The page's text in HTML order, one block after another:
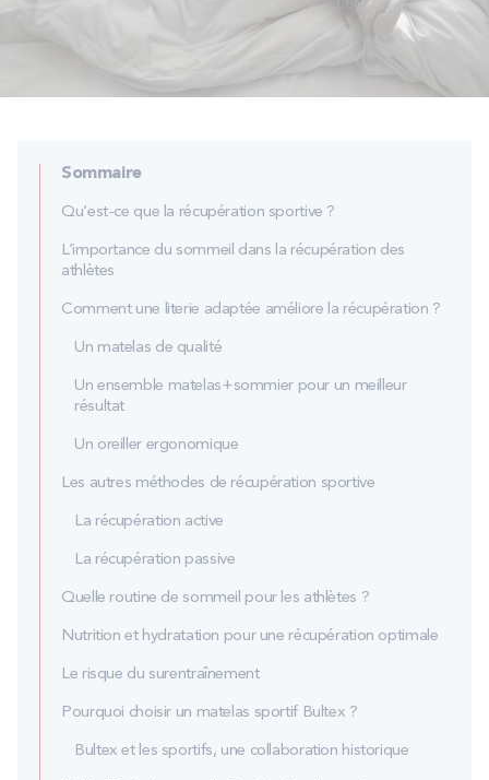
Nos engagements
Storelocator
ContactMon compte
Sommaire
Qu’est-ce que la récupération sportive ?
L’importance du sommeil dans la récupération des
athlètes
Comment une literie adaptée améliore la récupération ?
Un matelas de qualité
Un ensemble matelas+sommier pour un meilleur
résultat
Un oreiller ergonomique
Les autres méthodes de récupération sportive
La récupération active
La récupération passive
Quelle routine de sommeil pour les athlètes ?
Nutrition et hydratation pour une récupération optimale
Le risque du surentraînement
Pourquoi choisir un matelas sportif Bultex ?
Bultex et les sportifs, une collaboration historique